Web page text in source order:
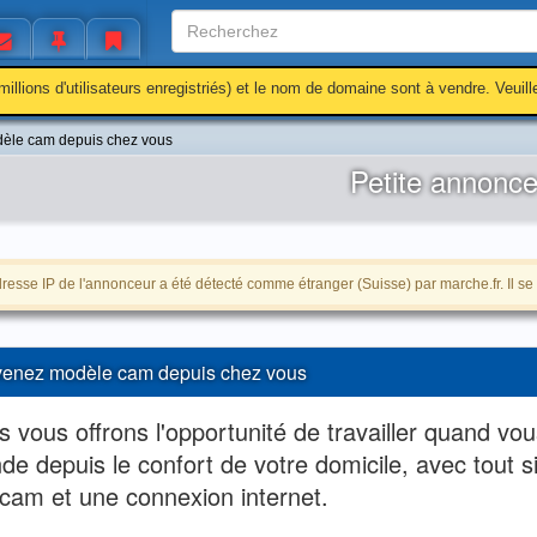
d'utilisateurs enregistriés) et le nom de domaine sont à vendre.
cam depuis chez vous
Petite annonce
IP de l'annonceur a été détecté comme étranger (Suisse) par marche.fr. Il
modèle cam depuis chez vous
vous offrons l'opportunité de travailler quand
depuis le confort de votre domicile, avec tout
et une connexion internet.